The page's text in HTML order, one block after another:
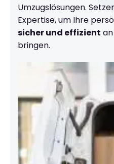
Umzugslösungen.
Expertise, um Ihre
sicher und effizient
bringen.